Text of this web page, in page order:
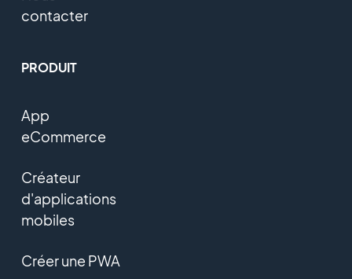
contacter
PRODUIT
App
eCommerce
Créateur
d'applications
mobiles
Créer une PWA